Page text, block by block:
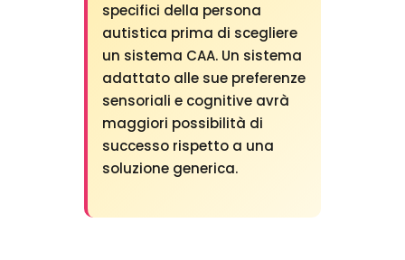
specifici della persona
autistica prima di scegliere
un sistema CAA. Un sistema
adattato alle sue preferenze
sensoriali e cognitive avrà
maggiori possibilità di
successo rispetto a una
soluzione generica.